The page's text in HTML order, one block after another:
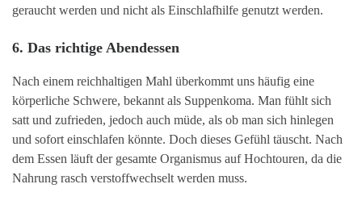
geraucht werden und nicht als Einschlafhilfe genutzt werden.
6. Das richtige Abendessen
Nach einem reichhaltigen Mahl überkommt uns häufig eine
körperliche Schwere, bekannt als Suppenkoma. Man fühlt sich
satt und zufrieden, jedoch auch müde, als ob man sich hinlegen
und sofort einschlafen könnte. Doch dieses Gefühl täuscht. Nach
dem Essen läuft der gesamte Organismus auf Hochtouren, da die
Nahrung rasch verstoffwechselt werden muss.